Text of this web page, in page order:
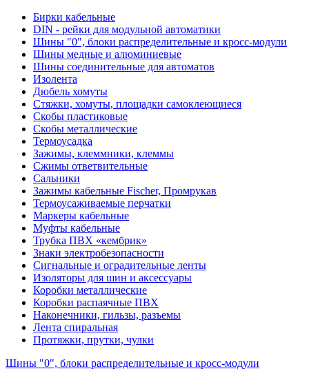
Бирки кабельные
DIN - рейки для модульной автоматики
Шины "0", блоки распределительные и кросс-модули
Шины медные и алюминиевые
Шины соединительные для автоматов
Изолента
Дюбель хомуты
Стяжки, хомуты, площадки самоклеющиеся
Скобы пластиковые
Скобы металлические
Термоусадка
Зажимы, клеммники, клеммы
Сжимы ответвительные
Сальники
Зажимы кабельные Fischer, Промрукав
Термоусаживаемые перчатки
Маркеры кабельные
Муфты кабельные
Трубка ПВХ «кембрик»
Знаки электробезопасности
Сигнальные и оградительные ленты
Изоляторы для шин и аксессуары
Коробки металлические
Коробки распаячные ПВХ
Наконечники, гильзы, разъемы
Лента спиральная
Протяжки, прутки, чулки
Шины "0", блоки распределительные и кросс-модули